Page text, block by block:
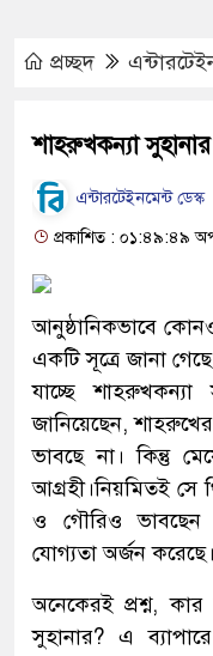
প্রচ্ছদ
শাহরুখকন্যা
এন্টারটেইনমেন্ট ডেস্ক
প্রকাশিত : ০১:৪৯:৪৯
আনুষ্ঠানিকভাবে
একটি সূত্রে জানা
যাচ্ছে
জানিয়েছেন,
ভাবছে না। কিন্তু
আগ্রহী।নিয়মিতই সে
ও গৌরিও ভাবছেন
যোগ্যতা অর্জন করেছে।
অনেকেরই প্রশ্ন,
সুহানার? এ